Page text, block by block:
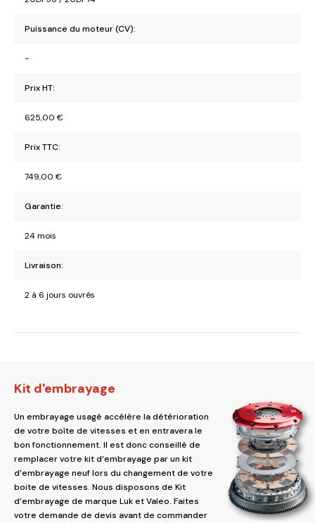
Puissance du moteur (CV):
-
Prix HT:
625,00 €
Prix TTC:
749,00 €
Garantie:
24 mois
Livraison:
2 à 6 jours ouvrés
Kit d'embrayage
Un embrayage usagé accélère la détérioration
de votre boîte de vitesses et en entravera le
bon fonctionnement. Il est donc conseillé de
remplacer votre kit d’embrayage par un kit
d’embrayage neuf lors du changement de votre
boite de vitesses. Nous disposons de Kit
d’embrayage de marque Luk et Valeo. Faites
votre demande de devis avant de commander